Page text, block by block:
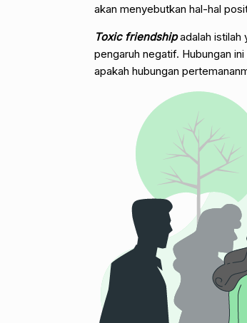
akan menyebutkan hal-hal
Toxic friendshipadalah istilah
pengaruh negatif. Hubungan
apakah hubungan